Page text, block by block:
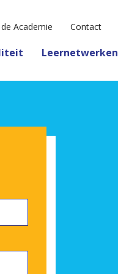
Academie Contact
Leernetwerken